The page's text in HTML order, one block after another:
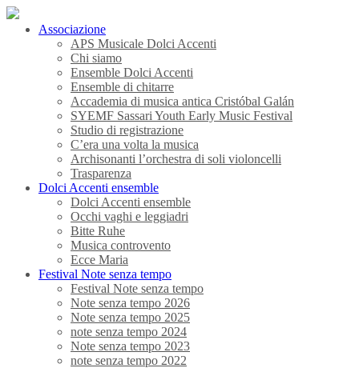
Associazione
APS Musicale Dolci Accenti
Chi siamo
Ensemble Dolci Accenti
Ensemble di chitarre
Accademia di musica antica Cristóbal Galán
SYEMF Sassari Youth Early Music Festival
Studio di registrazione
C’era una volta la musica
Archisonanti l’orchestra di soli violoncelli
Trasparenza
Dolci Accenti ensemble
Dolci Accenti ensemble
Occhi vaghi e leggiadri
Bitte Ruhe
Musica controvento
Ecce Maria
Festival Note senza tempo
Festival Note senza tempo
Note senza tempo 2026
Note senza tempo 2025
note senza tempo 2024
Note senza tempo 2023
note senza tempo 2022